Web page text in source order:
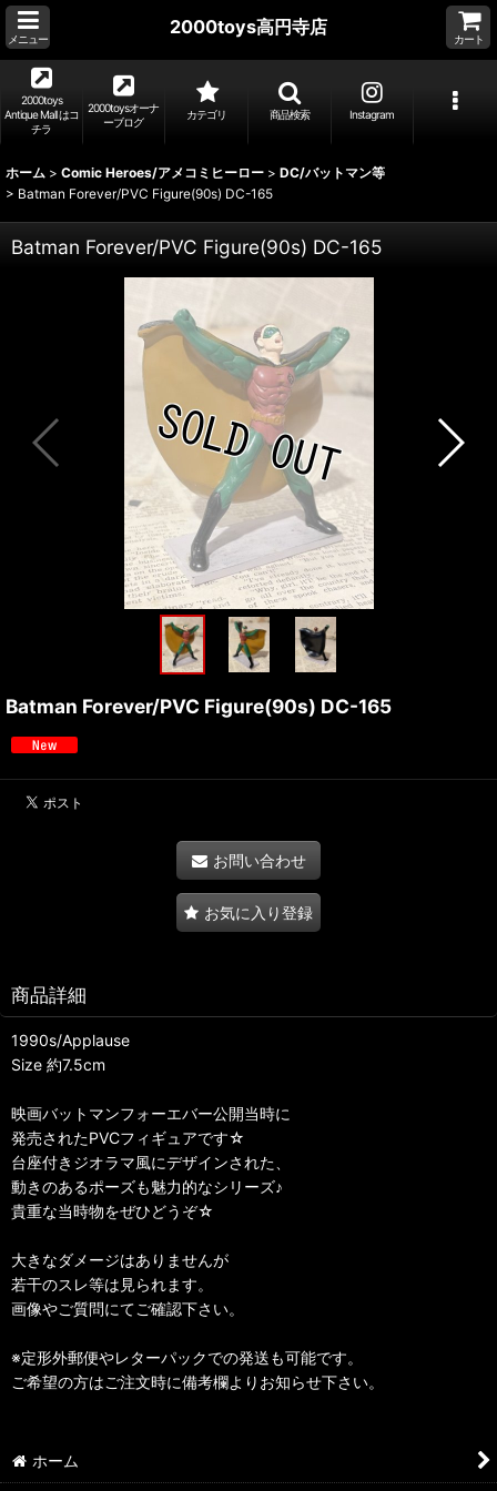
メニュー
2000toys高円寺店
カート
2000toys
Antique Mall はコ
チラ
2000toysオーナ
ーブログ
カテゴリ 商品検索 Instagram
ホーム > Comic Heroes/アメコミヒーロー > DC/バットマン等
> Batman Forever/PVC Figure(90s) DC-165
Batman Forever/PVC Figure(90s) DC-165
Batman Forever/PVC Figure(90s) DC-165
お問い合わせ
お気に入り登録
商品詳細
1990s/Applause
Size 約7.5cm
映画バットマンフォーエバー公開当時に
発売されたPVCフィギュアです☆
台座付きジオラマ風にデザインされた、
動きのあるポーズも魅力的なシリーズ♪
貴重な当時物をぜひどうぞ☆
大きなダメージはありませんが
若干のスレ等は見られます。
画像やご質問にてご確認下さい。
※定形外郵便やレターパックでの発送も可能です。
ご希望の方はご注文時に備考欄よりお知らせ下さい。
ホーム